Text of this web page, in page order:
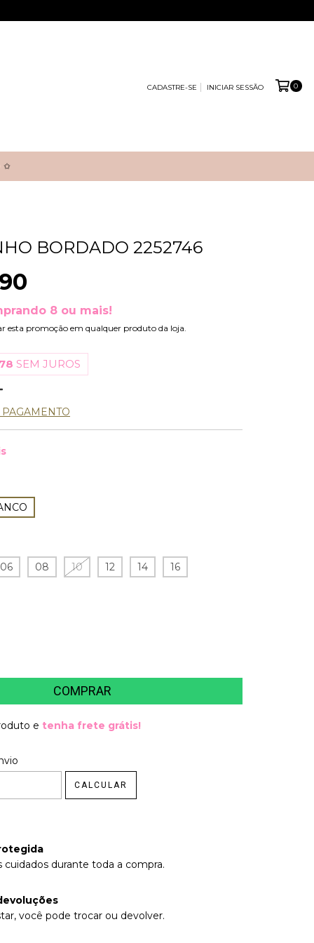
CADASTRE-SE INICIAR SESSÃO 0
✩
BORDADO 2252746
8 ou mais!
esta promoção em qualquer produto da loja.
SEM JUROS
06 08 10 12 14 16
e tenha frete grátis!
CALCULAR
cuidados durante toda a compra.
você pode trocar ou devolver.